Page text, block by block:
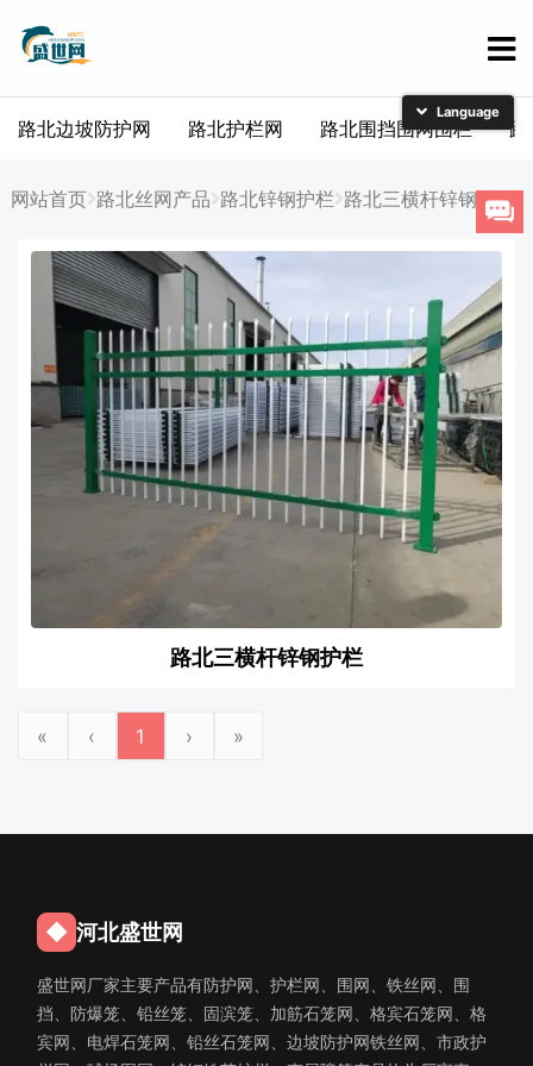
路北边坡防护网 路北护栏网 路北围挡围网围栏 路
网站首页 路北丝网产品 路北锌钢护栏 路北三横杆锌钢护栏
路北三横杆锌钢护栏
« ‹ 1 › »
◆ 河北盛世网
盛世网厂家主要产品有防护网、护栏网、围网、铁丝网、围
挡、防爆笼、铅丝笼、固滨笼、加筋石笼网、格宾石笼网、格
宾网、电焊石笼网、铅丝石笼网、边坡防护网铁丝网、市政护
简体中文
日本語